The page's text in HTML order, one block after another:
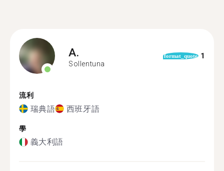
A.
Sollentuna
format_quote 1
流利
瑞典語 西班牙語
學
義大利語